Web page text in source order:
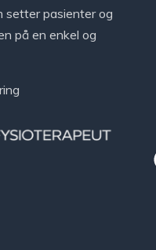
setter pasienter og
på en enkel og